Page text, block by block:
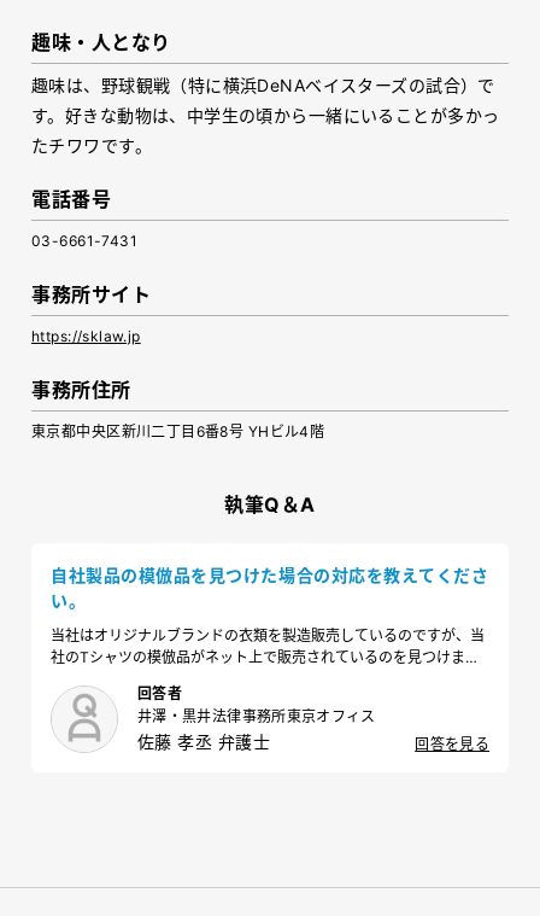
趣味・人となり
趣味は、野球観戦（特に横浜DeNAベイスターズの試合）で
す。好きな動物は、中学生の頃から一緒にいることが多かっ
たチワワです。
電話番号
03-6661-7431
事務所サイト
https://sklaw.jp
事務所住所
東京都中央区新川二丁目6番8号 YHビル4階
執筆Q＆A
自社製品の模倣品を見つけた場合の対応を教えてくださ
い。
当社はオリジナルブランドの衣類を製造販売しているのですが、当
社のTシャツの模倣品がネット上で販売されているのを見つけまし
ょうか。
回答者
井澤・黒井法律事務所東京オフィス
佐藤 孝丞 弁護士 回答を見る